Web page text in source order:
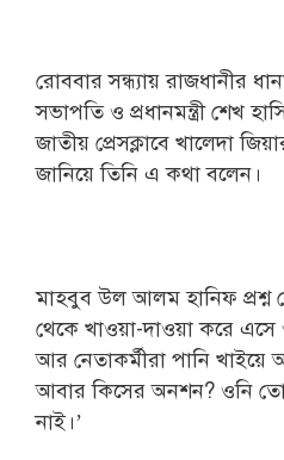
রোববার সন্ধ্যায় রাজধানীর
সভাপতি ও প্রধানমন্ত্রী শেখ
জাতীয় প্রেসক্লাবে খালেদা
জানিয়ে তিনি এ কথা বলেন।
মাহবুব উল আলম হানিফ প্রশ্ন
থেকে খাওয়া-দাওয়া করে
আর নেতাকর্মীরা পানি
আবার কিসের অনশন? ওনি
নাই।’